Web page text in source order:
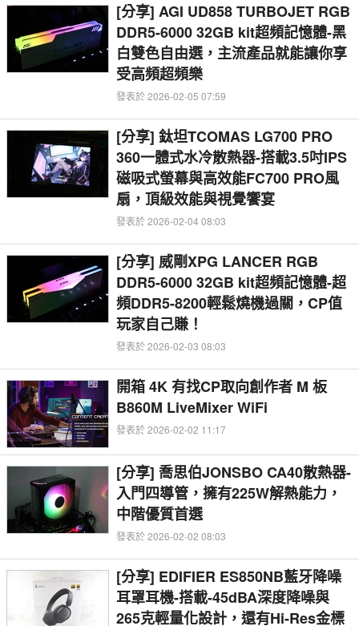
[分享] AGI UD858 TURBOJET RGB
DDR5-6000 32GB kit超頻記憶體-黑
白雙色自由選，主流產品就能讓你享
受高頻超頻樂
發表於 2026-02-05 07:59
[分享] 鈦坦TCOMAS LG700 PRO
360一體式水冷散熱器-搭載3.5吋IPS
磁吸式螢幕與高效能FC700 PRO風
扇，頂級效能與視覺饗宴
發表於 2026-02-04 08:03
[分享] 威剛XPG LANCER RGB
DDR5-6000 32GB kit超頻記憶體-超
頻DDR5-8200輕鬆燒機過關，CP值
玩家自己賺！
發表於 2026-02-03 08:03
開箱 4K 有找CP取向創作者 M 板
B860M LiveMixer WiFi
發表於 2026-02-02 11:17
[分享] 喬思伯JONSBO CA40散熱器-
入門四導管，擁有225W解熱能力，
中階優質首選
發表於 2026-02-02 08:03
[分享] EDIFIER ES850NB藍牙降噪
耳罩耳機-搭載-45dBA深度降噪與
265克輕量化設計，還有Hi-Res金標